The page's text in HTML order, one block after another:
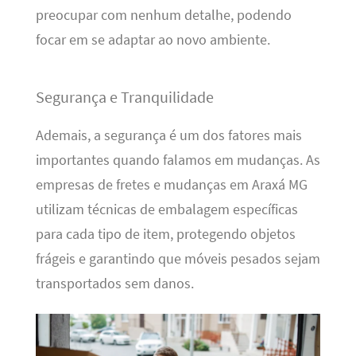
preocupar com nenhum detalhe, podendo
focar em se adaptar ao novo ambiente.
Segurança e Tranquilidade
Ademais, a segurança é um dos fatores mais
importantes quando falamos em mudanças. As
empresas de fretes e mudanças em Araxá MG
utilizam técnicas de embalagem específicas
para cada tipo de item, protegendo objetos
frágeis e garantindo que móveis pesados sejam
transportados sem danos.